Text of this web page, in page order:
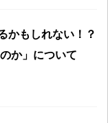
かもしれない！？
か」について